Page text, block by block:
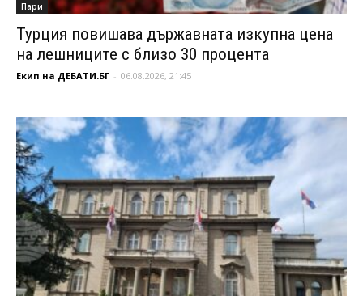
Пари
Турция повишава държавната изкупна цена
на лешниците с близо 30 процента
Екип на ДЕБАТИ.БГ - 06.08.2026, 21:45